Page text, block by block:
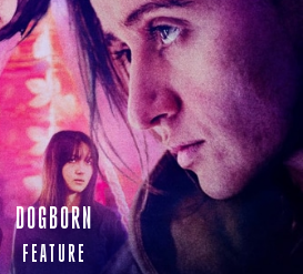
DOGBORN
FEATURE